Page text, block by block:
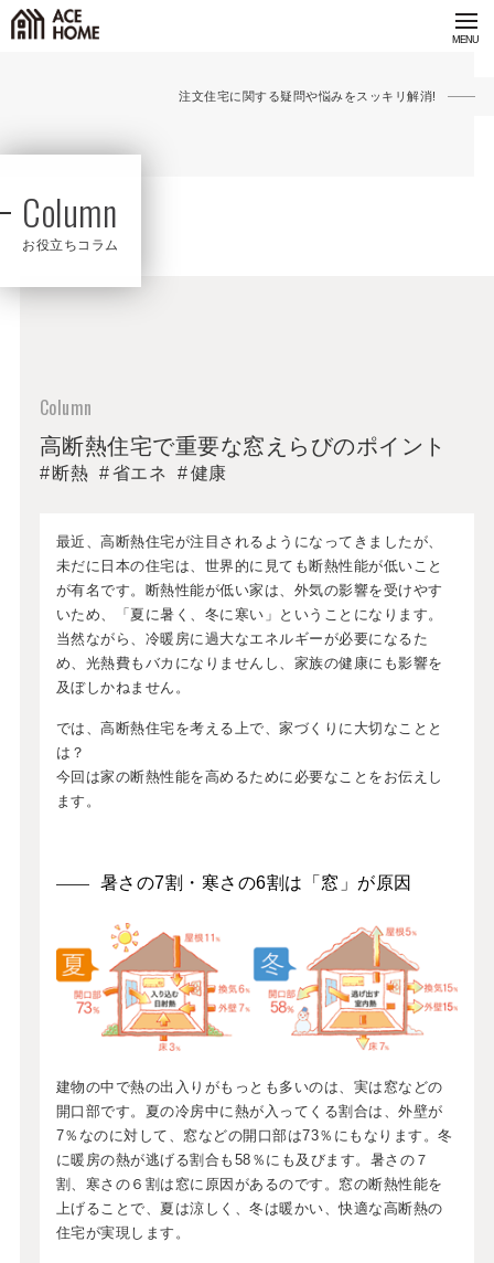
注文住宅に関する疑問や悩みをスッキリ解消!
Column
お役立ちコラム
高断熱住宅で重要な窓えらびのポイント
断熱 省エネ 健康
最近、高断熱住宅が注目されるようになってきましたが、
未だに日本の住宅は、世界的に見ても断熱性能が低いこと
が有名です。断熱性能が低い家は、外気の影響を受けやす
いため、「夏に暑く、冬に寒い」ということになります。
当然ながら、冷暖房に過大なエネルギーが必要になるた
め、光熱費もバカになりませんし、家族の健康にも影響を
及ぼしかねません。
では、高断熱住宅を考える上で、家づくりに大切なことと
は？
今回は家の断熱性能を高めるために必要なことをお伝えし
ます。
暑さの7割・寒さの6割は「窓」が原因
建物の中で熱の出入りがもっとも多いのは、実は窓などの
開口部です。夏の冷房中に熱が入ってくる割合は、外壁が
7％なのに対して、窓などの開口部は73％にもなります。冬
に暖房の熱が逃げる割合も58％にも及びます。暑さの７
割、寒さの６割は窓に原因があるのです。窓の断熱性能を
上げることで、夏は涼しく、冬は暖かい、快適な高断熱の
住宅が実現します。